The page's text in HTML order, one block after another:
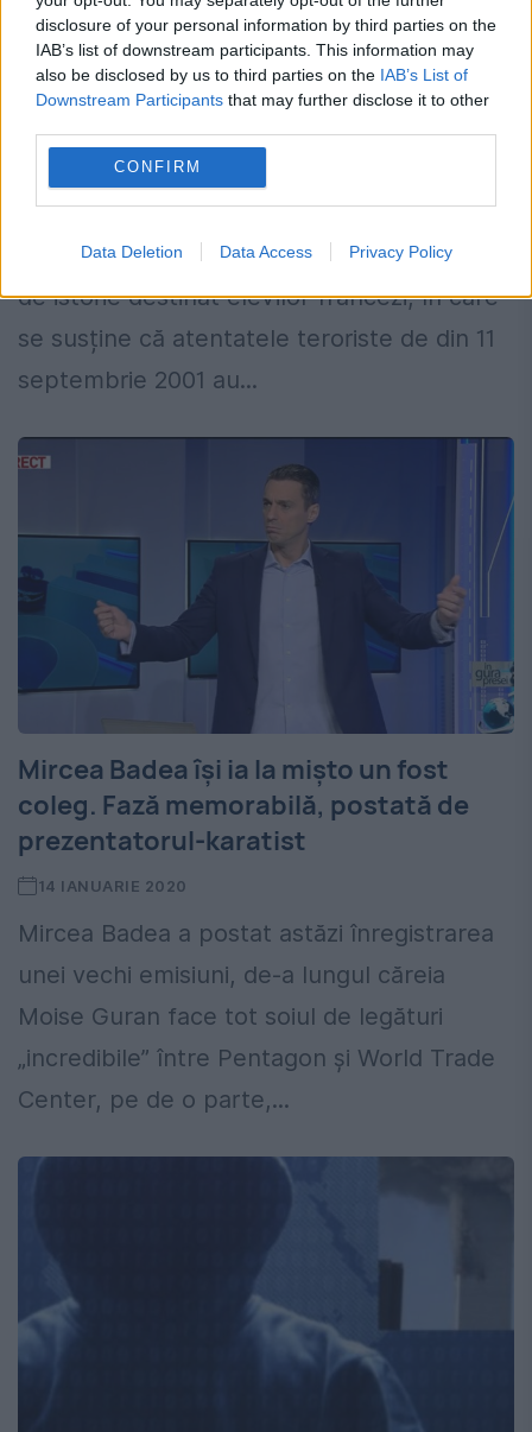
disclosure of your personal information by third parties on the
IAB’s list of downstream participants. This information may
also be disclosed by us to third parties on the IAB’s List of
Downstream Participants that may further disclose it to other
CONFIRM
Data Deletion Data Access Privacy Policy
Franța spulberă SUA! „Atentatul de la
11 septembrie, lucrarea CIA!”
20 IANUARIE 2020
Situație tensionată în Franța după ce
jurnaliștii au publicat pasaje dintr-un manual
de istorie destinat elevilor francezi, în care
se susține că atentatele teroriste de din 11
septembrie 2001 au...
Mircea Badea își ia la mișto un fost
coleg. Fază memorabilă, postată de
prezentatorul-karatist
14 IANUARIE 2020
Mircea Badea a postat astăzi înregistrarea
unei vechi emisiuni, de-a lungul căreia
Moise Guran face tot soiul de legături
„incredibile” între Pentagon și World Trade
Center, pe de o parte,...